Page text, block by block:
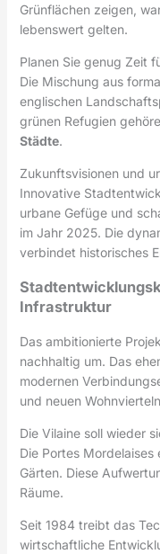
Grünflächen zeigen,
lebenswert gelten.
Planen Sie genug Zeit
Die Mischung aus
englischen
grünen Refugien
Städte.
Zukunftsvisionen und
Innovative
urbane Gefüge und
im Jahr 2025. Die
verbindet historisches
Infrastruktur
Das ambitionierte
nachhaltig um. Das
modernen
und neuen
Die Vilaine soll wieder
Die Portes Mordelaises
Gärten. Diese
Räume.
Seit 1984 treibt das
wirtschaftliche